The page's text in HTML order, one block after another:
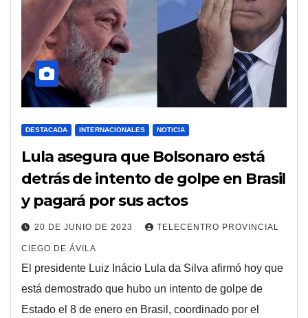
DESTACADA INTERNACIONALES NOTICIA
Lula asegura que Bolsonaro está
detrás de intento de golpe en Brasil
y pagará por sus actos
20 DE JUNIO DE 2023 TELECENTRO PROVINCIAL
CIEGO DE ÁVILA
El presidente Luiz Inácio Lula da Silva afirmó hoy que
está demostrado que hubo un intento de golpe de
Estado el 8 de enero en Brasil, coordinado por el